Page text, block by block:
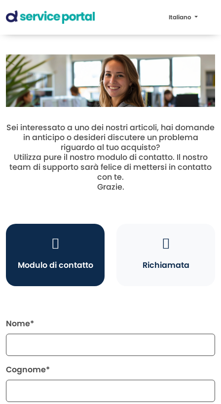
Italiano
Sei interessato a uno dei nostri articoli, hai domande
in anticipo o desideri discutere un problema
riguardo al tuo acquisto?
Utilizza pure il nostro modulo di contatto. Il nostro
team di supporto sarà felice di mettersi in contatto
con te.
Grazie.
Modulo di contatto Richiamata
Nome*
Cognome*